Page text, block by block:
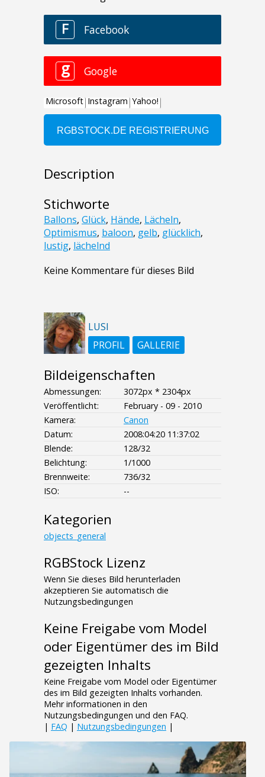
Description
Stichworte
Ballons, Glück, Hände, Lächeln,
Optimismus, baloon, gelb, glücklich,
lustig, lächelnd
Keine Kommentare für dieses Bild
LUSI
PROFIL
GALLERIE
Bildeigenschaften
Abmessungen:
3072px * 2304px
Veröffentlicht:
February - 09 - 2010
Kamera:
Canon
Datum:
2008:04:20 11:37:02
Blende:
128/32
Belichtung:
1/1000
Brennweite:
736/32
ISO:
--
Kategorien
objects_general
RGBStock Lizenz
Wenn Sie dieses Bild herunterladen
akzeptieren Sie automatisch die
Nutzungsbedingungen
Keine Freigabe vom Model
oder Eigentümer des im Bild
gezeigten Inhalts
Keine Freigabe vom Model oder Eigentümer
des im Bild gezeigten Inhalts vorhanden.
Mehr informationen in den
Nutzungsbedingungen und den FAQ.
| FAQ | Nutzungsbedingungen |